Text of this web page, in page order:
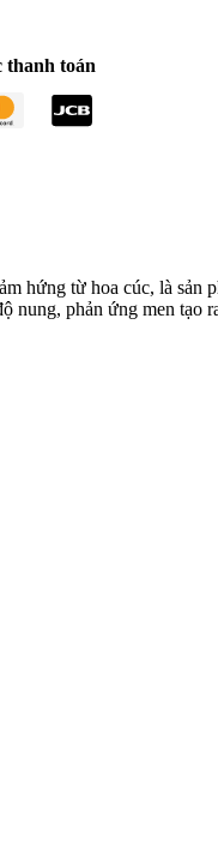
thanh toán
hứng từ hoa cúc, là sản
nung, phản ứng men tạo